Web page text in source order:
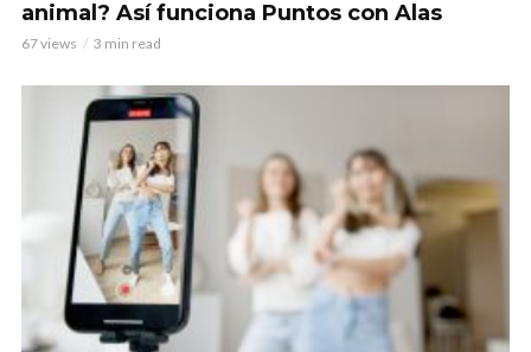
animal? Así funciona Puntos con Alas
67 views 3 min read